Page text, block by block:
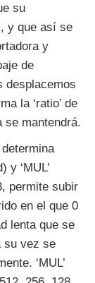
su
y que así se
y
de
desplacemos
la ‘ratio’ de
se mantendrá.
y ‘MUL’
permite subir
en el que 0
lenta que se
su vez se
‘MUL’